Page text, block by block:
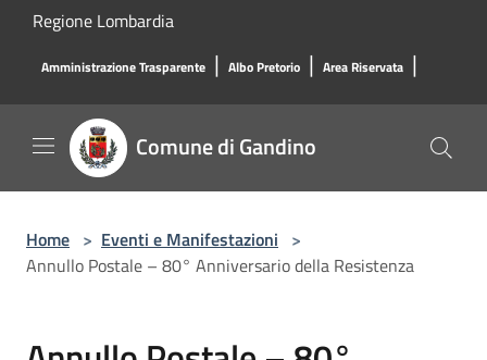
Salta al contenuto principale
Regione Lombardia
Amministrazione Trasparente | Albo Pretorio | Area Riservata |
Comune di Gandino
Home > Eventi e Manifestazioni >
Annullo Postale – 80° Anniversario della Resistenza